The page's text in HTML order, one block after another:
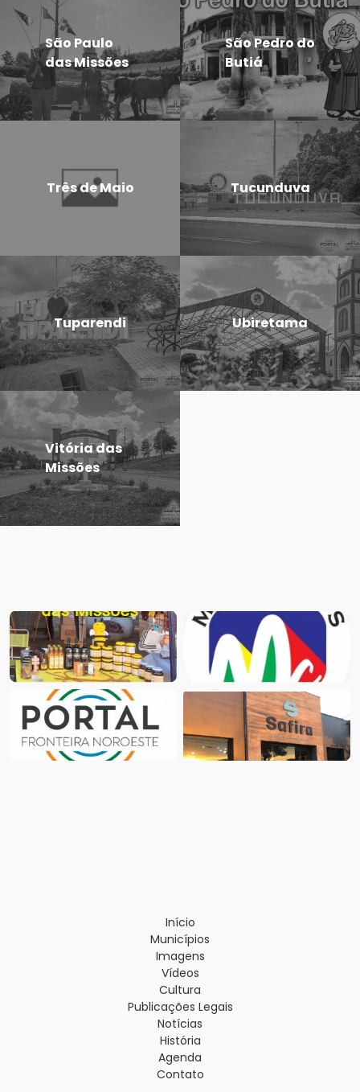
São Paulo
das Missões
São Pedro do
Butiá
Três de Maio Tucunduva
Tuparendi Ubiretama
Vitória das
Missões
Início
Municípios
Imagens
Vídeos
Cultura
Publicações Legais
Notícias
História
Agenda
Contato